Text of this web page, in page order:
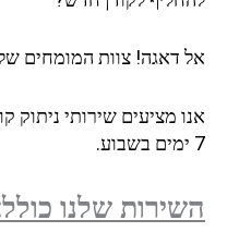
אל דאגה! צוות המומחים
7 ימים בשבוע.
השירות שלנו